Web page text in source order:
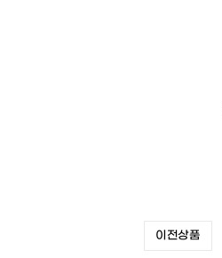
이전상품